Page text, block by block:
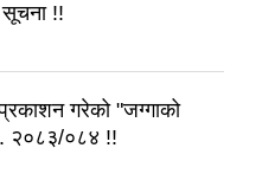
सूचना !!
गरेको "जग्गाको
२०८३/०८४ !!